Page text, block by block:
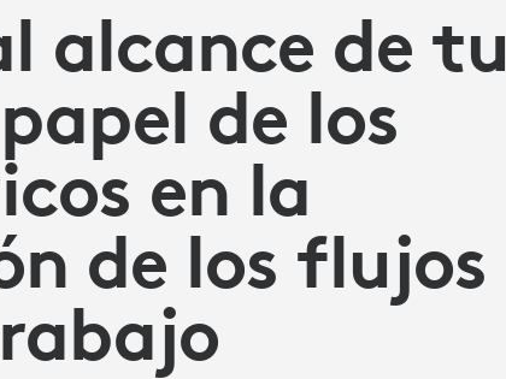
alcance de tu
de los
en la
de los flujos